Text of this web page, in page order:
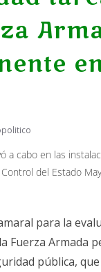
a cabo en las
del Estado
para la
Fuerza Armada
pública,